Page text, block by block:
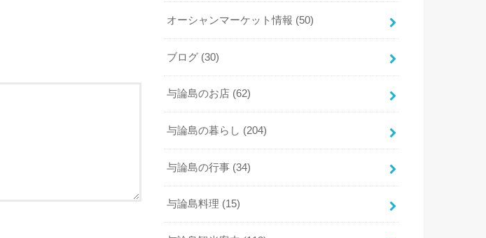
オーシャンマーケット情報 (50)
ブログ (30)
与論島のお店 (62)
与論島の暮らし (204)
与論島の行事 (34)
与論島料理 (15)